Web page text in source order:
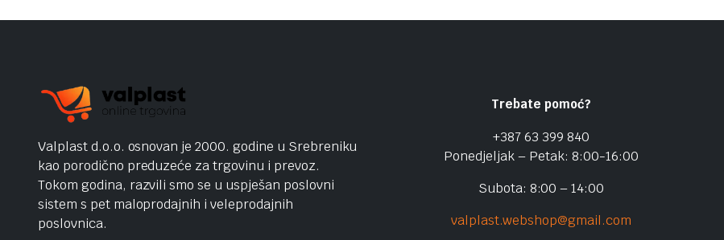
Valplast d.o.o. osnovan je 2000. godine u Srebreniku
kao porodično preduzeće za trgovinu i prevoz.
Tokom godina, razvili smo se u uspješan poslovni
sistem s pet maloprodajnih i veleprodajnih
poslovnica.
Trebate pomoć?
+387 63 399 840
Ponedjeljak – Petak: 8:00-16:00
Subota: 8:00 – 14:00
valplast.webshop@gmail.com